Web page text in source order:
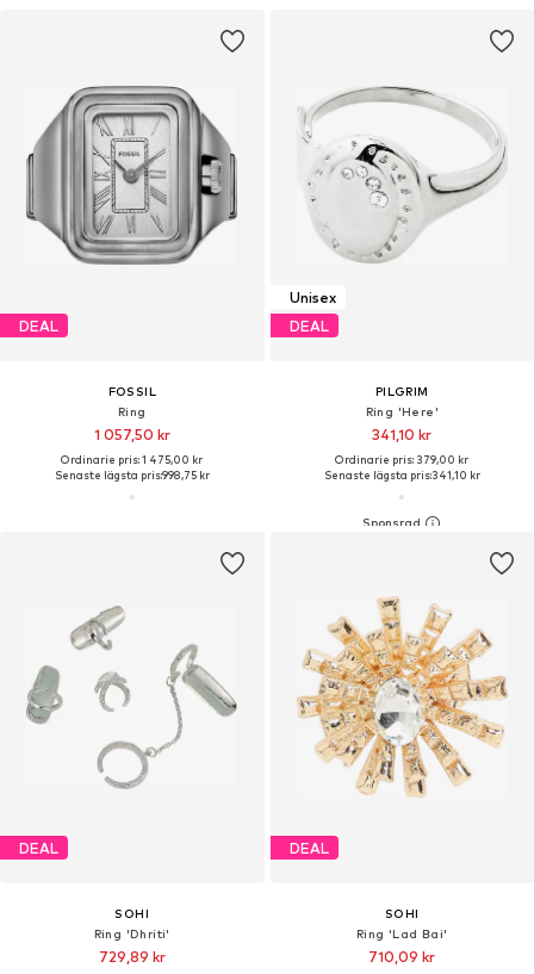
DEAL
FOSSIL
Ring
1 057,50 kr
Ordinarie pris: 1 475,00 kr
Senaste lägsta pris:998,75 kr
Unisex
DEAL
PILGRIM
Ring 'Here'
341,10 kr
Ordinarie pris: 379,00 kr
Senaste lägsta pris:341,10 kr
DEAL
SOHI
Ring 'Dhriti'
729,89 kr
DEAL
SOHI
Ring 'Lad Bai'
710,09 kr